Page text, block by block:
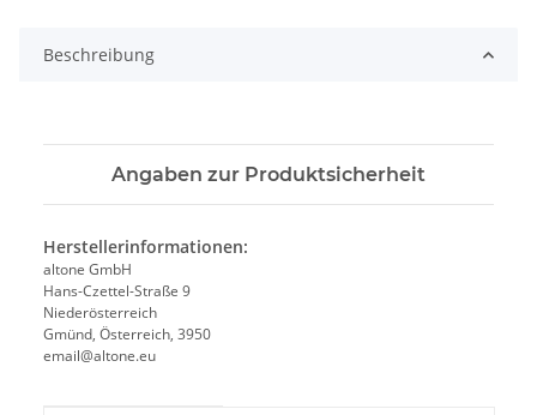
Beschreibung
Angaben zur Produktsicherheit
Herstellerinformationen:
altone GmbH
Hans-Czettel-Straße 9
Niederösterreich
Gmünd, Österreich, 3950
email@altone.eu